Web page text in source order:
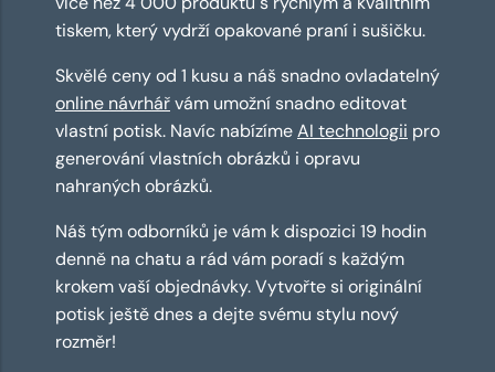
tiskem, který vydrží opakované praní i sušičku.
Skvělé ceny od 1 kusu a náš snadno ovladatelný
online návrhářvám umožní snadno editovat
vlastní potisk. Navíc nabízímeAI technologii pro
generování vlastních obrázků i opravu
nahraných obrázků.
Náš tým odborníků je vám k dispozici 19 hodin
denně na chatu a rád vám poradí s každým
krokem vaší objednávky. Vytvořte si originální
potisk ještě dnes a dejte svému stylu nový
rozměr!